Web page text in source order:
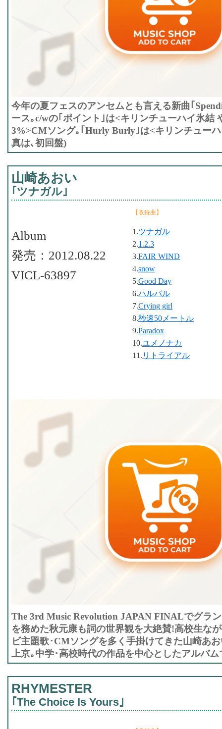
今年の夏フェスのアンセムとも言える新曲｢
ース｡c/wの｢ポイント｣は<キリンチューハイ氷結
3%>CMソング｡｢Hurly Burly｣は<キリンチュー
真は､初回盤)
山崎あおい
｢ツナガル｣
【収録曲】
1.ツナガル
2.1.2.3
3.FAIR WIND
4.snow
5.Good Day
6.ハルバル
7.Crying girl
8.秒速50メートル
9.Paradox
10.ユメノナカ
11. リトライアル
Album
発売：2012.08.22
VICL-63897
The 3rd Music Revolution JAPAN FINALでグラ
を務めた秋元康も詞の世界観を大絶賛!高校生な
ビ主題歌･CMソングを多く手掛けてきた山崎あ
上京｡中学･高校時代の作品を中心としたアルバ
RHYMESTER
｢The Choice Is Yours｣